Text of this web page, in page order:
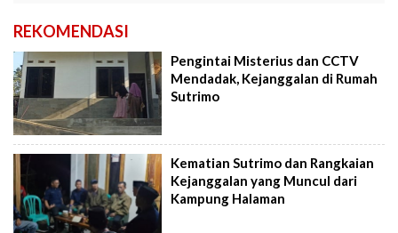
REKOMENDASI
Pengintai Misterius dan CCTV
Mendadak, Kejanggalan di Rumah
Sutrimo
Kematian Sutrimo dan Rangkaian
Kejanggalan yang Muncul dari
Kampung Halaman